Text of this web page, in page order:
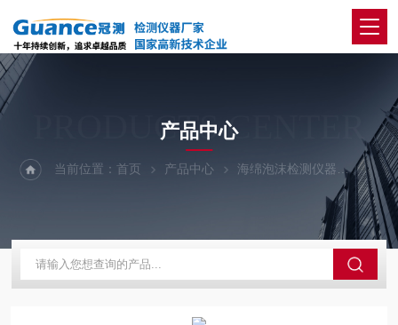
PRODUCTS CENTER
产品中心
当前位置：首页 产品中心 海绵泡沫检测仪器 海绵